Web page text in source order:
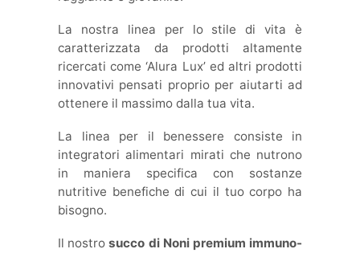
La nostra linea per lo stile di vita è
caratterizzata da prodotti altamente
ricercati come ‘Alura Lux’ ed altri prodotti
innovativi pensati proprio per aiutarti ad
ottenere il massimo dalla tua vita.
La linea per il benessere consiste in
integratori alimentari mirati che nutrono
in maniera specifica con sostanze
nutritive benefiche di cui il tuo corpo ha
bisogno.
Il nostrosucco di Noni premium immuno-